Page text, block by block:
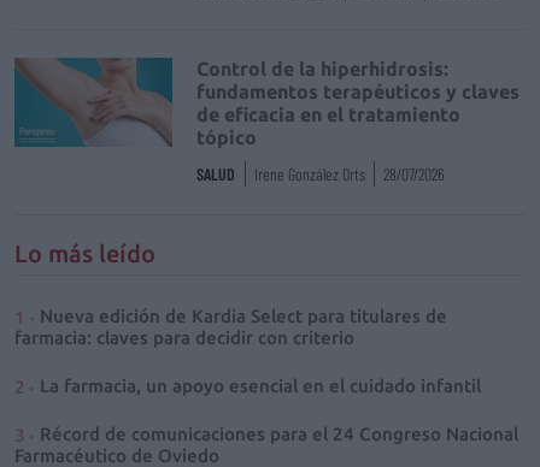
Control de la hiperhidrosis:
fundamentos terapéuticos y claves
de eficacia en el tratamiento
tópico
SALUD Irene González Orts 28/07/2026
Lo más leído
Nueva edición de Kardia Select para titulares de
farmacia: claves para decidir con criterio
La farmacia, un apoyo esencial en el cuidado infantil
Récord de comunicaciones para el 24 Congreso Nacional
Farmacéutico de Oviedo